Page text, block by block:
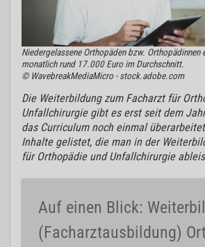
Niedergelassene Orthopäden bzw. Orthopädinnen
monatlich rund 17.000 Euro im Durchschnitt.
© WavebreakMediaMicro - stock.adobe.com
Die Weiterbildung zum Facharzt für
Unfallchirurgie gibt es erst seit dem
das Curriculum noch einmal
Inhalte gelistet, die man in der
für Orthopädie und Unfallchirurgie
Auf einen Blick:
(Facharztausbildung)